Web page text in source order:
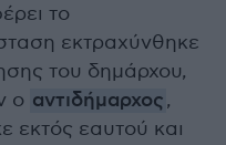
το
εκτραχύνθηκε
του δημάρχου,
ο αντιδήμαρχος,
εκτός εαυτού και